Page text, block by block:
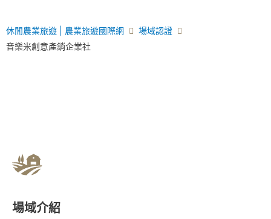
休閒農業旅遊 | 農業旅遊國際網
場域認證
音樂米創意產銷企業社
場域介紹